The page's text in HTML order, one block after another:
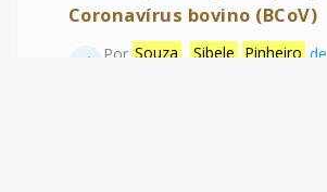
Coronavírus bovino (BCoV)
Por Souza ,Sibele Pinheiro de